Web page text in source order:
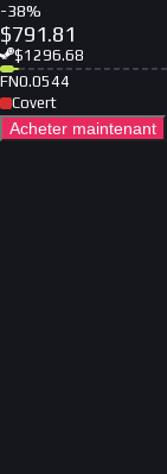
-38%
$791.81
$1296.68
FN0.0544
Covert
Acheter maintenant